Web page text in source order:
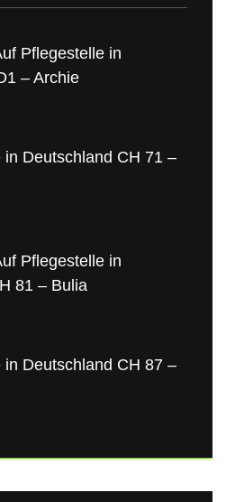
Pflegestelle in
– Archie
Deutschland CH 71 –
Pflegestelle in
81 – Bulia
Deutschland CH 87 –